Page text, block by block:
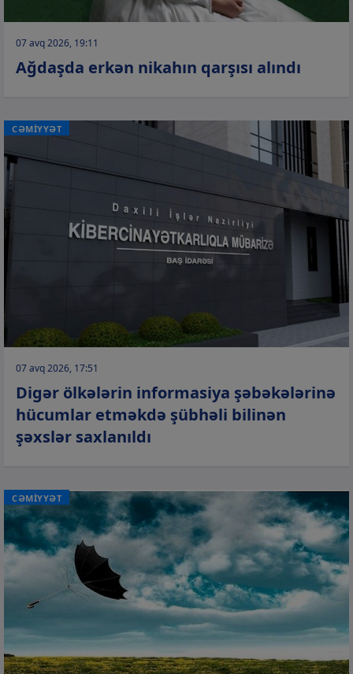
07 avq 2026, 19:11
Ağdaşda erkən nikahın qarşısı alındı
CƏMİYYƏT
07 avq 2026, 17:51
Digər ölkələrin informasiya şəbəkələrinə
hücumlar etməkdə şübhəli bilinən
şəxslər saxlanıldı
CƏMİYYƏT